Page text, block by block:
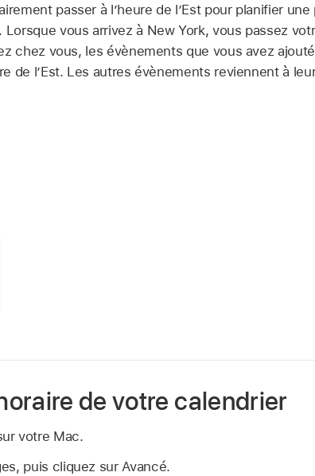
passer à l’heure de l’Est pour planifier
vous arrivez à New York, vous passez
chez vous, les évènements que vous avez
de l’Est. Les autres évènements reviennent à
de votre calendrier
votre Mac.
puis cliquez sur Avancé.